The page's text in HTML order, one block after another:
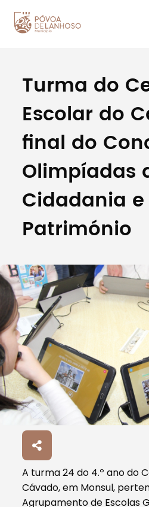
Procurar
Tipo de conteúdo
Filtros
Turma do
Escolar do
final do
Olimpíadas
Cidadania
Património
A turma 24 do 4.º ano do
Cávado, em Monsul,
Agrupamento de Escolas